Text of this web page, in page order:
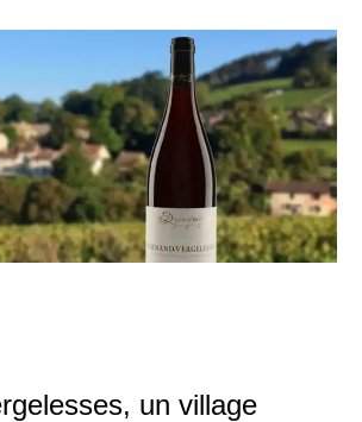
un village